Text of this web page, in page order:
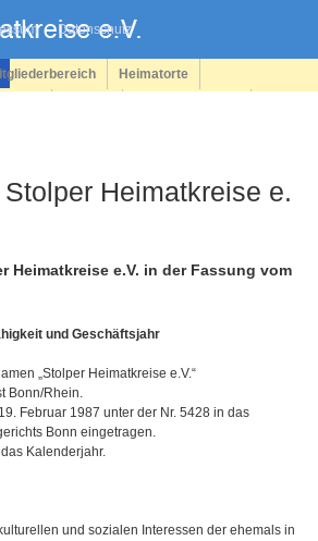
Datenschutz
Heimatorte
Heimatkreise e.
Heimatkreise e.V. in der Fassung vom
und Geschäftsjahr
„Stolper Heimatkreise e.V.“
Bonn/Rhein.
Februar 1987 unter der Nr. 5428 in das
Bonn eingetragen.
Kalenderjahr.
und sozialen Interessen der ehemals in